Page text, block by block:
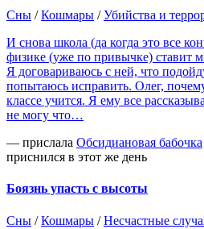
Сны /Кошмары /Убийства и
И снова школа (да когда это все
физике (уже по привычке) ставит
Я договариваюсь с ней, что
попытаюсь исправить. Олег,
классе учится. Я ему все
не могу что…
— прислала Обсидиановая бабочка
приснился в этот же день
Боязнь упасть с высоты
Сны /Кошмары /Несчастные